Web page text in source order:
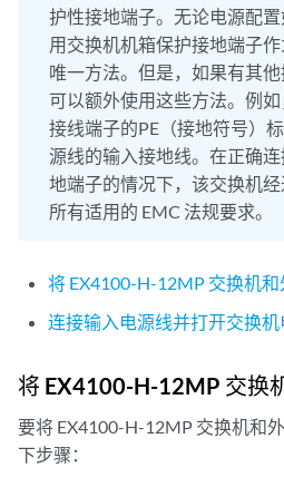
护性接地端子。无论电源配
用交换机机箱保护接地端子
唯一方法。但是，如果有其
可以额外使用这些方法。例
接线端子的PE（接地符号）
源线的输入接地线。在正确
地端子的情况下，该交换机
所有适用的 EMC 法规要求。
将 EX4100-H-12MP 交换机和
连接输入电源线并打开交换机
将 EX4100-H-12MP 交换
要将 EX4100-H-12MP 交换机和
下步骤：